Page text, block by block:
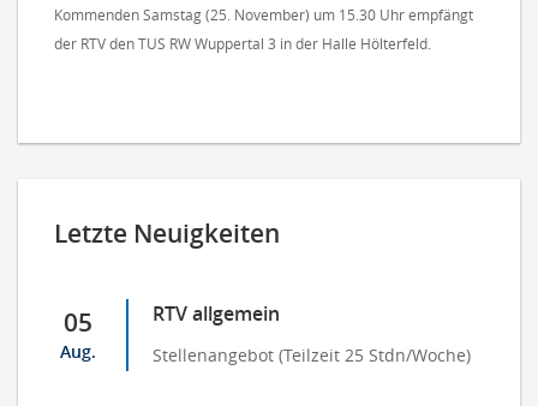
Kommenden Samstag (25. November) um 15.30 Uhr empfängt
der RTV den TUS RW Wuppertal 3 in der Halle Hölterfeld.
Letzte Neuigkeiten
05
Aug.
RTV allgemein
Stellenangebot (Teilzeit 25 Stdn/Woche)